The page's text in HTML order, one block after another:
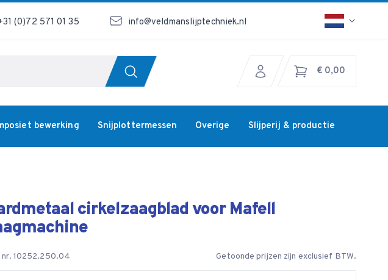
(0)72 571 01 35 info@veldmanslijptechniek.nl
€ 0,00
bewerking Snijplottermessen Overige Slijperij & productie
cirkelzaagblad voor Mafell
10252.250.04 Getoonde prijzen zijn exclusief BTW.